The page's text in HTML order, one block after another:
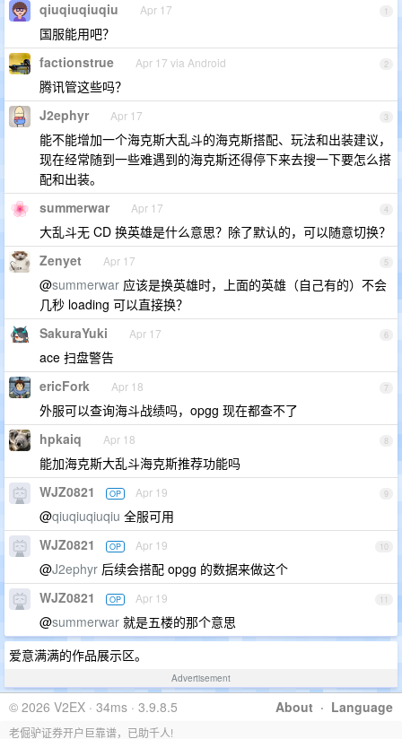
1
qiuqiuqiuqiu Apr 17
国服能用吧？
2
factionstrue Apr 17 via Android
腾讯管这些吗？
3
J2ephyr Apr 17
能不能增加一个海克斯大乱斗的海克斯搭配、玩法和出装建议，
现在经常随到一些难遇到的海克斯还得停下来去搜一下要怎么搭
配和出装。
4
summerwar Apr 17
大乱斗无 CD 换英雄是什么意思？除了默认的，可以随意切换？
5
Zenyet Apr 17
@summerwar 应该是换英雄时，上面的英雄（自己有的）不会
几秒 loading 可以直接换？
6
SakuraYuki Apr 17
ace 扫盘警告
7
ericFork Apr 18
外服可以查询海斗战绩吗，opgg 现在都查不了
8
hpkaiq Apr 18
能加海克斯大乱斗海克斯推荐功能吗
9
WJZ0821 OP Apr 19
@qiuqiuqiuqiu 全服可用
10
WJZ0821 OP Apr 19
@J2ephyr 后续会搭配 opgg 的数据来做这个
11
WJZ0821 OP Apr 19
@summerwar 就是五楼的那个意思
爱意满满的作品展示区。
Advertisement
About · Language
© 2026 V2EX · 34ms · 3.9.8.5
老倔驴证券开户巨靠谱，已助千人!